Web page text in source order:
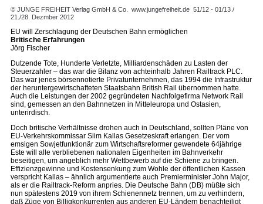
© JUNGE FREIHEIT Verlag GmbH & Co. www.jungefreiheit.de 51/12 - 01/13 /
21./28. Dezmber 2012
EU will Zerschlagung der Deutschen Bahn ermöglichen
Britische Erfahrungen
Jörg Fischer
Dutzende Tote, Hunderte Verletzte, Milliardenschäden zu Lasten der
Steuerzahler – das war die Bilanz von achteinhalb Jahren Railtrack PLC.
Das war jenes börsennotierte Privatunternehmen, das 1994 die Infrastruktur
der heruntergewirtschafteten Staatsbahn British Rail übernommen hatte.
Auch die Leistungen der 2002 gegründeten Nachfolgefirma Network Rail
sind, gemessen an den Bahnnetzen in Mitteleuropa und Ostasien,
unterirdisch.
Doch britische Verhältnisse drohen auch in Deutschland, sollten Pläne von
EU-Verkehrskommissar Siim Kallas Gesetzeskraft erlangen. Der vom
emsigen Sowjetfunktionär zum Wirtschaftsreformer gewendete 64jährige
Este will alle verbliebenen nationalen Eigenheiten im Bahnverkehr
beseitigen, um angeblich mehr Wettbewerb auf die Schiene zu bringen.
Effizienzgewinne und Kostensenkung zum Wohle der öffentlichen Kassen
verspricht Kallas – ähnlich argumentierte auch Premierminister John Major,
als er die Railtrack-Reform anpries. Die Deutsche Bahn (DB) müßte sich
nun spätestens 2019 von ihrem Schienennetz trennen, um zu verhindern,
daß Züge von Billigkonkurrenten aus anderen EU-Ländern benachteiligt